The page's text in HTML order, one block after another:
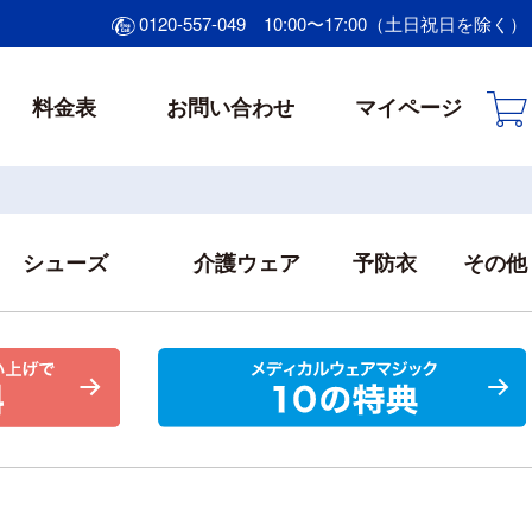
0120-557-049 10:00〜17:00（土日祝日を除く）
料金表 お問い合わせ マイページ
シューズ 介護ウェア 予防衣 その他